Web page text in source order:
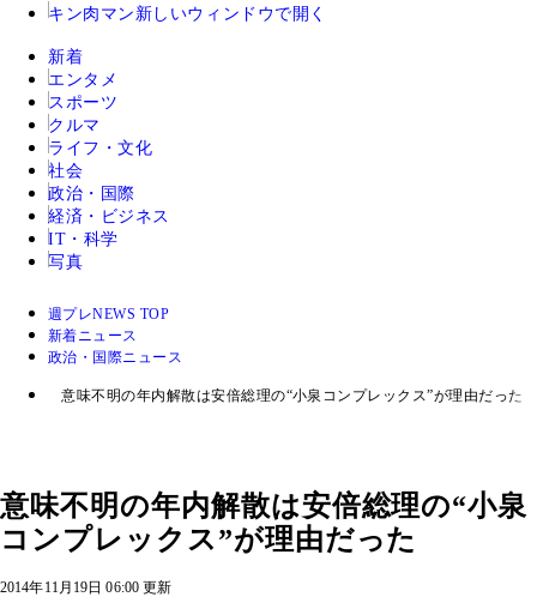
キン肉マン 新しいウィンドウで開く
新着
エンタメ
スポーツ
クルマ
ライフ・文化
社会
政治・国際
経済・ビジネス
IT・科学
写真
週プレNEWS TOP
新着ニュース
政治・国際ニュース
意味不明の年内解散は安倍総理の“小泉コンプレックス”が理由だった
意味不明の年内解散は安倍総理の“小泉
コンプレックス”が理由だった
2014年11月19日 06:00 更新